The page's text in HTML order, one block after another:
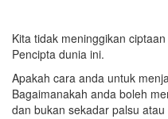
Kita tidak meninggikan
Pencipta dunia ini.
Apakah cara anda untuk
Bagaimanakah anda boleh
dan bukan sekadar palsu atau